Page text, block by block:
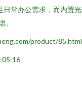
日常办公需求，而内置
。
product/85.html